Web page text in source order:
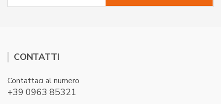
CONTATTI
Contattaci al numero
+39 0963 85321